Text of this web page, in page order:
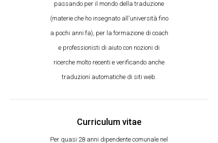
passando per il mondo della traduzione
(materie che ho insegnato all'università fino
a pochi anni fa), per la formazione di coach
e professionisti di aiuto con nozioni di
ricerche molto recenti e verificando anche
traduzioni automatiche di siti web.
Curriculum vitae
Per quasi 28 anni dipendente comunale nel